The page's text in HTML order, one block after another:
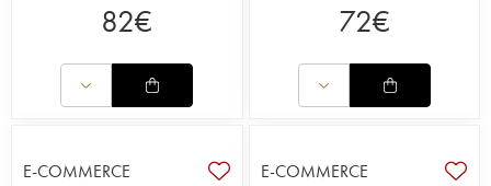
82€ 72€
E-COMMERCE E-COMMERCE